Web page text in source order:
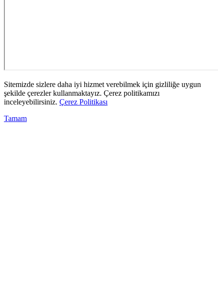
Sitemizde sizlere daha iyi hizmet verebilmek için gizliliğe uygun
şekilde çerezler kullanmaktayız. Çerez politikamızı
inceleyebilirsiniz. Çerez Politikası
Tamam